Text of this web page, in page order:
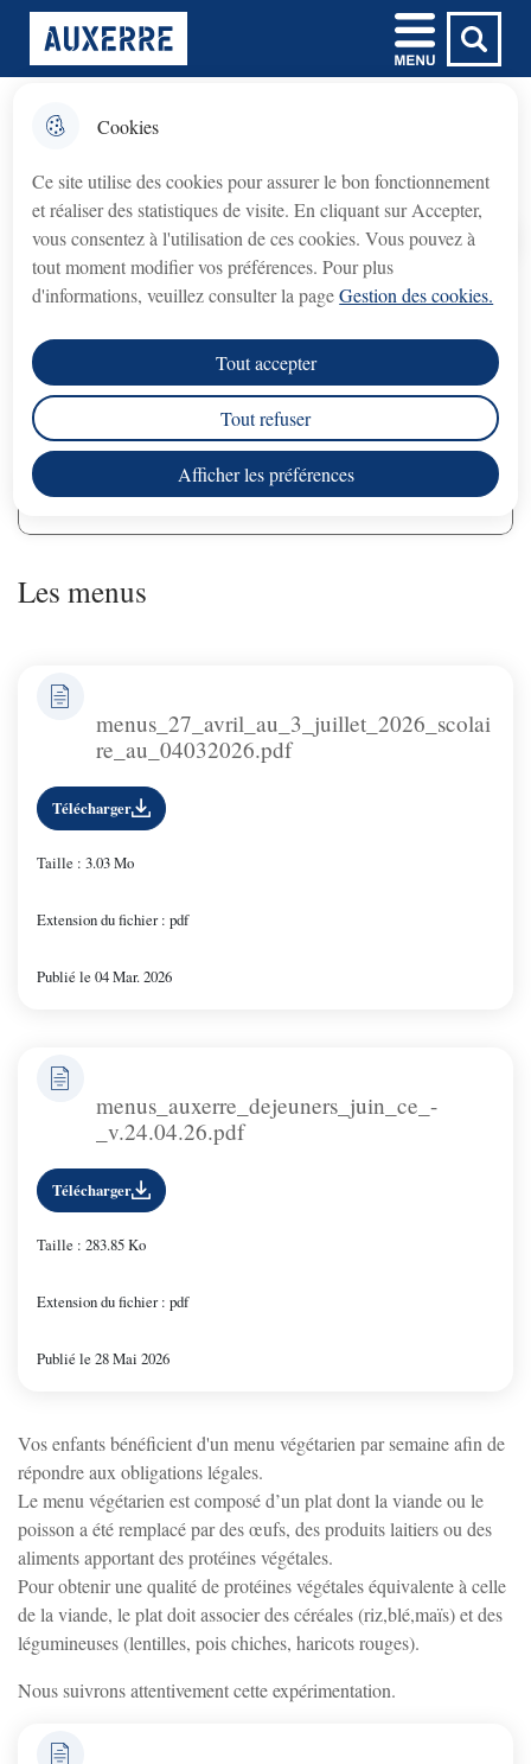
Cookies
Ce site utilise des cookies pour assurer le bon fonctionnement
et réaliser des statistiques de visite. En cliquant sur Accepter,
vous consentez à l'utilisation de ces cookies. Vous pouvez à
tout moment modifier vos préférences. Pour plus
d'informations, veuillez consulter la pageGestion des cookies.
Afficher les préférences
Tout accepter
Tout refuser
Aller
au
menu
Aller à la
recherche
Consulter le
plan du site
𝗙𝗲𝗿𝗺𝗲𝘁𝘂𝗿𝗲 𝘁𝗲𝗺𝗽𝗼𝗿𝗮𝗶𝗿𝗲 𝗱𝘂
𝗯𝘂𝗿𝗲𝗮𝘂 𝗱𝘂 𝗖𝗿𝗲́𝗱𝗶𝘁
𝗠𝘂𝗻𝗶𝗰𝗶𝗽𝗮𝗹 (𝗽𝗿𝗲̂𝘁 𝘀𝘂𝗿 𝗴𝗮𝗴𝗲)
Le bureau duCrédit Municipal (prêt sur gage)
serafermé du lundi 3 août au lundi 31 août 2026
inclus.
Le servicerouvrira le lundi 7 septembre 2026, aux
Nous vous remercions de votre compréhension.
Ville d'Auxerre Menu principal
Menu
Accueil
La Ville s'inscrit dans une démarche de qualité
en proposant des produits locaux et ou issus
de l'agriculture biologique.
Sommaire
Les menus
menus_27_avril_au_3_juillet_2026_scolai
re_au_04032026.pdf
Télécharger
Taille : 3.03 Mo
Extension du fichier : pdf
Publié le 04 Mar. 2026
menus_auxerre_dejeuners_juin_ce_-
_v.24.04.26.pdf
Télécharger
Taille : 283.85 Ko
Extension du fichier : pdf
Publié le 28 Mai 2026
Vos enfants bénéficient d'un menu végétarien par semaine afin de
répondre aux obligations légales.
Le menu végétarien est composé d’un plat dont la viande ou le
poisson a été remplacé par des œufs, des produits laitiers ou des
aliments apportant des protéines végétales.
Pour obtenir une qualité de protéines végétales équivalente à celle
de la viande, le plat doit associer des céréales (riz,blé,maïs) et des
légumineuses (lentilles, pois chiches, haricots rouges).
Nous suivrons attentivement cette expérimentation.